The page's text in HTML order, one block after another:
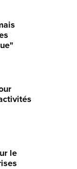
le